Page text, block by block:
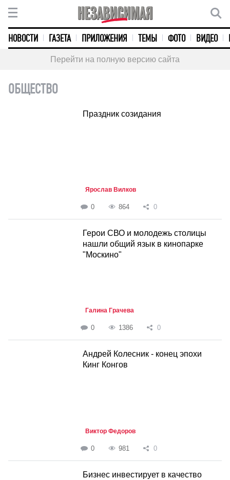
НОВОСТИ ГАЗЕТА ПРИЛОЖЕНИЯ ТЕМЫ ФОТО ВИДЕО
Перейти на полную версию сайта
ОБЩЕСТВО
Праздник созидания
Ярослав Вилков
0 864 0
Герои СВО и молодежь столицы
нашли общий язык в кинопарке
"Москино"
Галина Грачева
0 1386 0
Андрей Колесник - конец эпохи
Кинг Конгов
Виктор Федоров
0 981 0
Бизнес инвестирует в качество